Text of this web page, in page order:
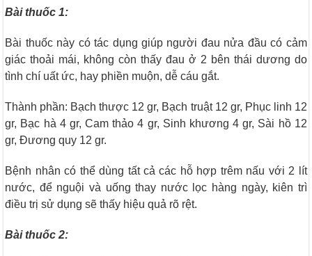
Bài thuốc 1:
Bài thuốc này có tác dụng giúp người đau nửa đầu có cảm
giác thoải mái, không còn thấy đau ở 2 bên thái dương do
tình chí uất ức, hay phiền muộn, dễ cáu gắt.
Thành phần: Bạch thược 12 gr, Bạch truật 12 gr, Phục linh 12
gr, Bạc hà 4 gr, Cam thảo 4 gr, Sinh khương 4 gr, Sài hồ 12
gr, Đương quy 12 gr.
Bệnh nhân có thể dùng tất cả các hỗ hợp trêm nấu với 2 lít
nước, để nguội và uống thay nước lọc hàng ngày, kiên trì
điều trị sử dụng sẽ thấy hiệu quả rõ rệt.
Bài thuốc 2: